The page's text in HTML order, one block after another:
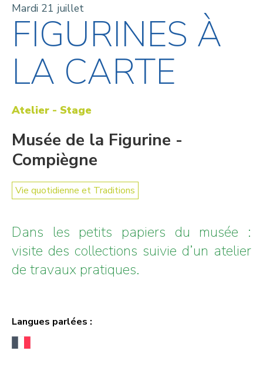
Mardi 21 juillet
FIGURINES À
LA CARTE
Atelier - Stage
Musée de la Figurine -
Compiègne
Vie quotidienne et Traditions
Dans les petits papiers du musée :
visite des collections suivie d’un atelier
de travaux pratiques.
Langues parlées :